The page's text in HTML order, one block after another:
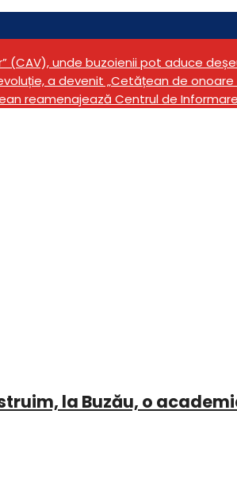
unde buzoienii pot aduce
a devenit „Cetățean de onoare
reamenajează Centrul de
la Buzău, o